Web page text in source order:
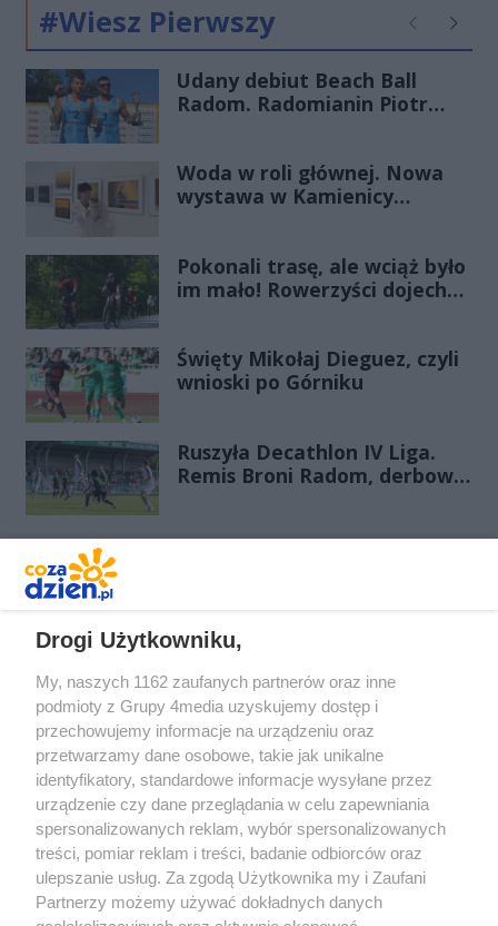
#Wiesz Pierwszy Poprzednie
Udany debiut Beach Ball
Radom. Radomianin Piotr
Woda w roli głównej. Nowa
wystawa w Kamienicy
Pokonali trasę, ale wciąż było
im mało! Rowerzyści dojechali
Święty Mikołaj Dieguez, czyli
wnioski po Górniku
Ruszyła Decathlon IV Liga.
Remis Broni Radom, derbowa
Redakcja Reklama Prywatność
Praca Łódź
the:protocol
Drogi Użytkowniku,
My, naszych 1162 zaufanych partnerów oraz inne
podmioty z Grupy 4media uzyskujemy dostęp i
przechowujemy informacje na urządzeniu oraz
przetwarzamy dane osobowe, takie jak unikalne
identyfikatory, standardowe informacje wysyłane przez
urządzenie czy dane przeglądania w celu zapewniania
spersonalizowanych reklam, wybór spersonalizowanych
treści, pomiar reklam i treści, badanie odbiorców oraz
ulepszanie usług. Za zgodą Użytkownika my i Zaufani
Partnerzy możemy używać dokładnych danych